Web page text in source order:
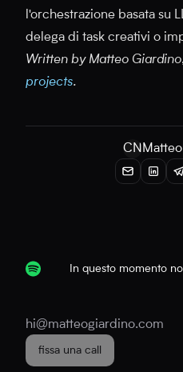
l'orchestrazione basata su
delega di task creativi o
Written by Matteo
projects.
CN
In questo momento
hi@matteogiardino.com
fissa una call